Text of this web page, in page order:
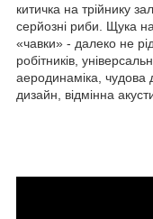
китичка на трійнику
серйозні риби. Щука
«чавки» - далеко не
робітників,
аеродинаміка, чудова
дизайн, відмінна